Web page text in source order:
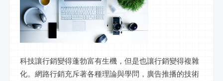
科技讓行銷變得蓬勃富有生機，但是也讓行銷變得複雜
化。網路行銷充斥著各種理論與學問，廣告推播的技術